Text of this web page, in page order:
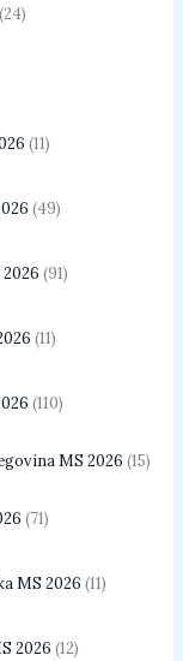
24
11
49
91
11
110
MS 2026 15
71
MS 2026 11
2026 12